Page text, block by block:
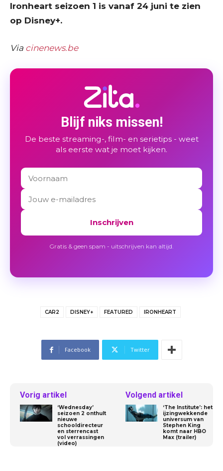
Ironheart seizoen 1 is vanaf 24 juni te zien
op Disney+.
Via cinenews.be
Blijf niks missen!
De beste streaming-, film- en serietips - weet
als eerste wat je moet kijken.
Inschrijven
Gratis & geen spam - uitschrijven kan altijd.
CAR2 DISNEY+ FEATURED IRONHEART
Facebook Twitter
Vorig artikel
‘Wednesday’
seizoen 2 onthult
nieuwe
schooldirecteur
en sterrencast
vol verrassingen
(video)
Volgend artikel
‘The Institute’: het
ijzingwekkende
universum van
Stephen King
komt naar HBO
Max (trailer)